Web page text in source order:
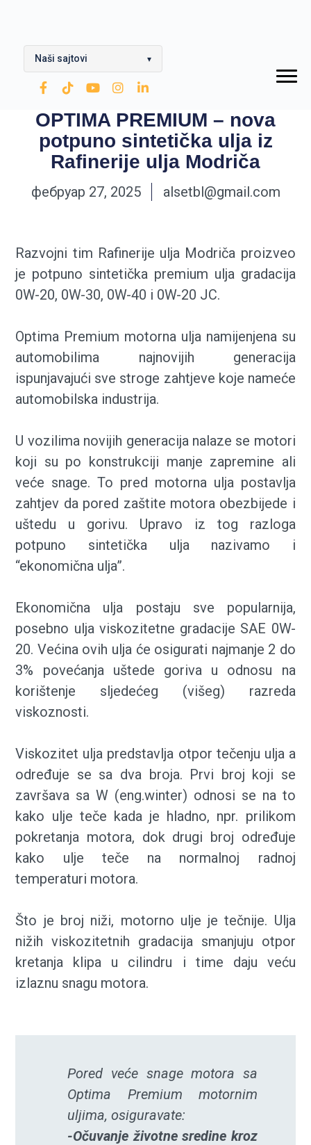
Naši sajtovi ▾
OPTIMA Grupa
Rafinerija ulja Modriča
Modriča Lubricants
Zarubezhneft
OPTIMA PREMIUM – nova
potpuno sintetička ulja iz
Rafinerije ulja Modriča
фебруар 27, 2025 alsetbl@gmail.com
Razvojni tim Rafinerije ulja Modriča proizveo
je potpuno sintetička premium ulja gradacija
0W-20, 0W-30, 0W-40 i 0W-20 JC.
Optima Premium motorna ulja namijenjena su
automobilima najnovijih generacija
ispunjavajući sve stroge zahtjeve koje nameće
automobilska industrija.
U vozilima novijih generacija nalaze se motori
koji su po konstrukciji manje zapremine ali
veće snage. To pred motorna ulja postavlja
zahtjev da pored zaštite motora obezbijede i
uštedu u gorivu. Upravo iz tog razloga
potpuno sintetička ulja nazivamo i
“ekonomična ulja”.
Ekonomična ulja postaju sve popularnija,
posebno ulja viskozitetne gradacije SAE 0W-
20. Većina ovih ulja će osigurati najmanje 2 do
3% povećanja uštede goriva u odnosu na
korištenje sljedećeg (višeg) razreda
viskoznosti.
Viskozitet ulja predstavlja otpor tečenju ulja a
određuje se sa dva broja. Prvi broj koji se
završava sa W (eng.winter) odnosi se na to
kako ulje teče kada je hladno, npr. prilikom
pokretanja motora, dok drugi broj određuje
kako ulje teče na normalnoj radnoj
temperaturi motora.
Što je broj niži, motorno ulje je tečnije. Ulja
nižih viskozitetnih gradacija smanjuju otpor
kretanja klipa u cilindru i time daju veću
izlaznu snagu motora.
Pored veće snage motora sa
Optima Premium motornim
uljima, osiguravate:
-Očuvanje životne sredine kroz